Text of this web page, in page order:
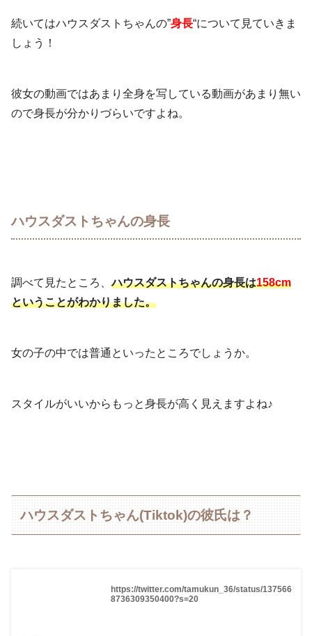
続いてはハウスダストちゃんの”身長“について見ていきま
しょう！
彼女の動画ではあまり全身を写している動画があまり無い
ので身長が分かりづらいですよね。
ハウスダストちゃんの身長
調べて見たところ、ハウスダストちゃんの身長は158cm
ということがわかりました。
女の子の中では普通といったところでしょうか。
スタイルがいいからもっと身長が高く見えますよね♪
ハウスダストちゃん(Tiktok)の彼氏は？
https://twitter.com/tamukun_36/status/137566
8736309350400?s=20